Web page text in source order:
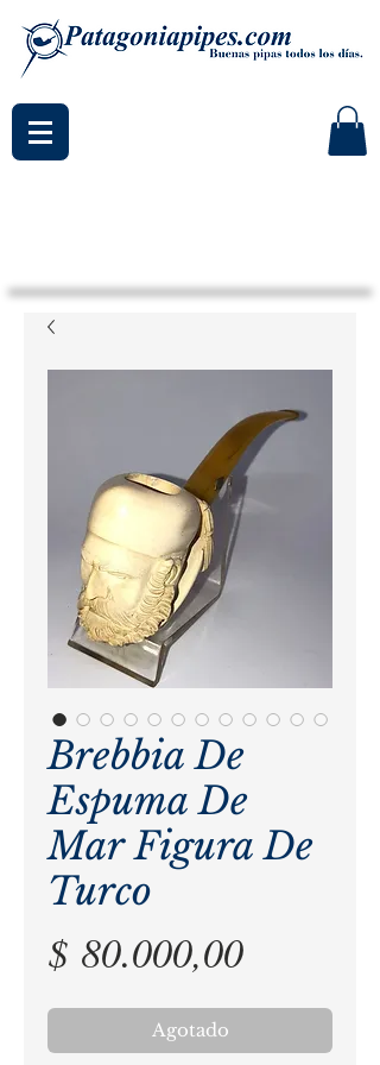
Brebbia De
Espuma De
Mar Figura De
Turco
$ 80.000,00Precio
Agotado